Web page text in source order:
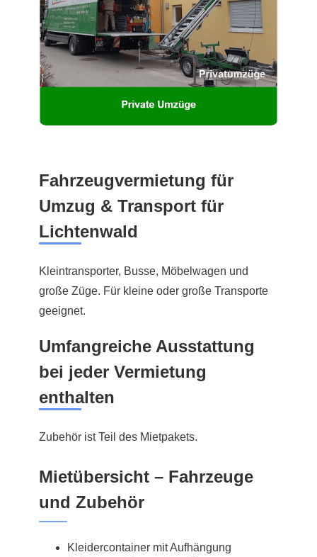
Fahrzeugvermietung für
Umzug & Transport für
Lichtenwald
Kleintransporter, Busse, Möbelwagen und
große Züge. Für kleine oder große Transporte
geeignet.
Umfangreiche Ausstattung
bei jeder Vermietung
enthalten
Zubehör ist Teil des Mietpakets.
Mietübersicht – Fahrzeuge
und Zubehör
Kleidercontainer mit Aufhängung